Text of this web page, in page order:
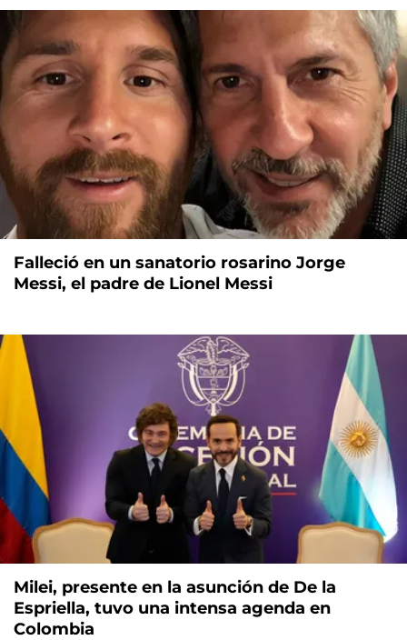
Falleció en un sanatorio rosarino Jorge
Messi, el padre de Lionel Messi
Milei, presente en la asunción de De la
Espriella, tuvo una intensa agenda en
Colombia